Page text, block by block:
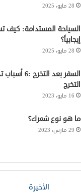
ت
28 مايو، 2025
السياحة المستدامة: كيف
إيجابياً؟
28 مايو، 2025
السفر بعد
التخرج
16 مايو، 2023
ما هو نوع شعرك؟
29 مارس، 2023
الأخيرة